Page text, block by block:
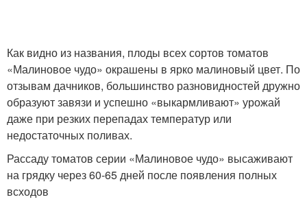
Как видно из названия, плоды всех сортов томатов
«Малиновое чудо» окрашены в ярко малиновый цвет. По
отзывам дачников, большинство разновидностей дружно
образуют завязи и успешно «выкармливают» урожай
даже при резких перепадах температур или
недостаточных поливах.
Рассаду томатов серии «Малиновое чудо» высаживают
на грядку через 60-65 дней после появления полных
всходов